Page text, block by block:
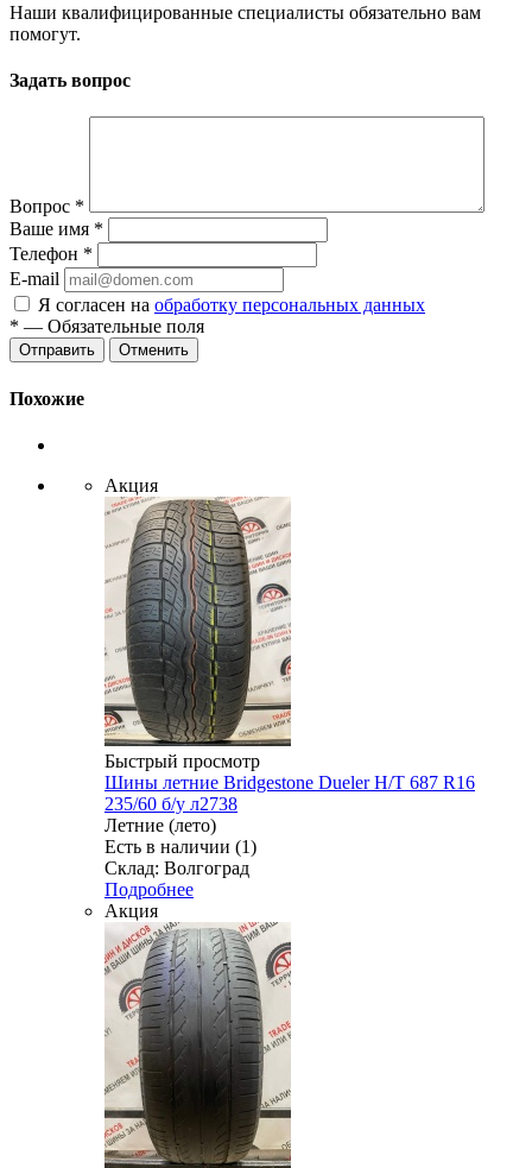
Наши квалифицированные специалисты обязательно вам
помогут.
Задать вопрос
Вопрос *
Ваше имя *
Телефон *
E-mail
Я согласен на обработку персональных данных
* — Обязательные поля
Отменить
Похожие
Акция
Быстрый просмотр
Шины летние Bridgestone Dueler H/T 687 R16
235/60 б/у л2738
Летние (лето)
Есть в наличии (1)
Склад: Волгоград
Подробнее
Акция